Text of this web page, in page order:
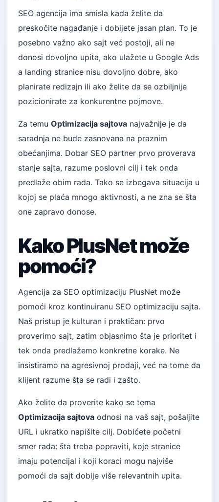
SEO agencija ima smisla kada želite da
preskočite nagađanje i dobijete jasan plan. To je
posebno važno ako sajt već postoji, ali ne
donosi dovoljno upita, ako ulažete u Google Ads
a landing stranice nisu dovoljno dobre, ako
planirate redizajn ili ako želite da se ozbiljnije
pozicionirate za konkurentne pojmove.
Za temu Optimizacija sajtova najvažnije je da
saradnja ne bude zasnovana na praznim
obećanjima. Dobar SEO partner prvo proverava
stanje sajta, razume poslovni cilj i tek onda
predlaže obim rada. Tako se izbegava situacija u
kojoj se plaća mnogo aktivnosti, a ne zna se šta
one zapravo donose.
Kako PlusNet može
pomoći?
Agencija za SEO optimizaciju PlusNet može
pomoći kroz kontinuiranu SEO optimizaciju sajta.
Naš pristup je kulturan i praktičan: prvo
proverimo sajt, zatim objasnimo šta je prioritet i
tek onda predlažemo konkretne korake. Ne
insistiramo na agresivnoj prodaji, već na tome da
klijent razume šta se radi i zašto.
Ako želite da proverite kako se tema
Optimizacija sajtova odnosi na vaš sajt, pošaljite
URL i ukratko napišite cilj. Dobićete početni
smer rada: šta treba popraviti, koje stranice
imaju potencijal i koji koraci mogu najviše
pomoći da sajt dobije više relevantnih upita.